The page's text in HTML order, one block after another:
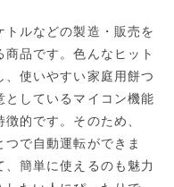
ルなどの製造・販売を
品です。色んなヒット
使いやすい家庭用餅つ
としているマイコン機能
的です。そのため、
つで自動運転ができま
簡単に使えるのも魅力